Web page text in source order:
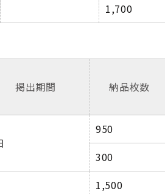
1,700
掲出期間 納品枚数
950
300
1,500